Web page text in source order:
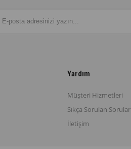
Yardım
Müşteri Hizmetleri
Sıkça Sorulan Sorular
İletişim